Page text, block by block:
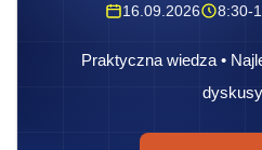
16.09.2026 8:30-
Praktyczna wiedza •